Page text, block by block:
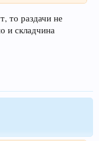
то раздачи не
и складчина